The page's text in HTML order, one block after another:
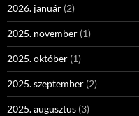
2026. január (2)
2025. november (1)
2025. október (1)
2025. szeptember (2)
2025. augusztus (3)